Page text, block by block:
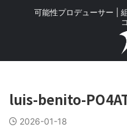
可能性プロデューサー |
luis-benito-
2026-01-18